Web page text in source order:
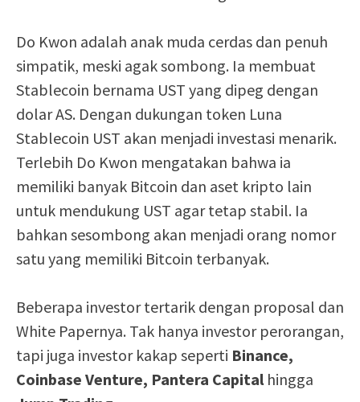
Do Kwon adalah anak muda cerdas dan penuh
simpatik, meski agak sombong. Ia membuat
Stablecoin bernama UST yang dipeg dengan
dolar AS. Dengan dukungan token Luna
Stablecoin UST akan menjadi investasi menarik.
Terlebih Do Kwon mengatakan bahwa ia
memiliki banyak Bitcoin dan aset kripto lain
untuk mendukung UST agar tetap stabil. Ia
bahkan sesombong akan menjadi orang nomor
satu yang memiliki Bitcoin terbanyak.
Beberapa investor tertarik dengan proposal dan
White Papernya. Tak hanya investor perorangan,
tapi juga investor kakap seperti Binance,
Coinbase Venture, Pantera Capitalhingga